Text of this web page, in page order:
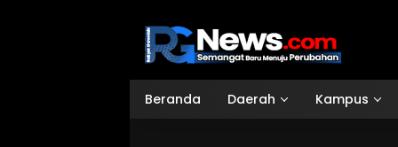
Beranda Daerah Kampus